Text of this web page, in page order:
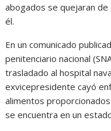
abogados se quejaran
él.
En un comunicado
penitenciario nacional
trasladado al hospital
exvicepresidente cayó
alimentos
se encuentra en un